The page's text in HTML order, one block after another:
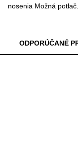
nosenia Možná potlač.
ODPORÚČANÉ